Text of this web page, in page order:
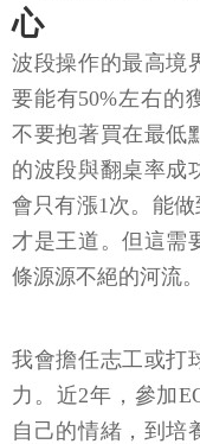
心
波段操作的最高境
要能有50%左右的
不要抱著買在最低
的波段與翻桌率成
會只有漲1次。能
才是王道。但這需
條源源不絕的河流。
我會擔任志工或打
力。近2年，參加
自己的情緒，到培